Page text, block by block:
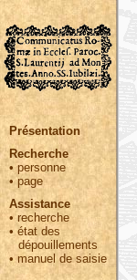
Présentation
Recherche
• personne
•page
Assistance
• recherche
•état des
dépouillements
•manuel de saisie